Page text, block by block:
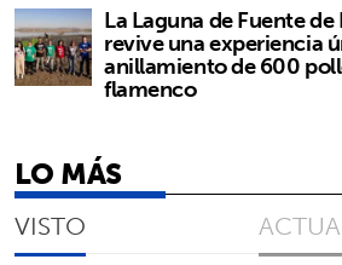
La Laguna de Fuente de
revive una experiencia
anillamiento de 600
flamenco
LO MÁS
VISTO